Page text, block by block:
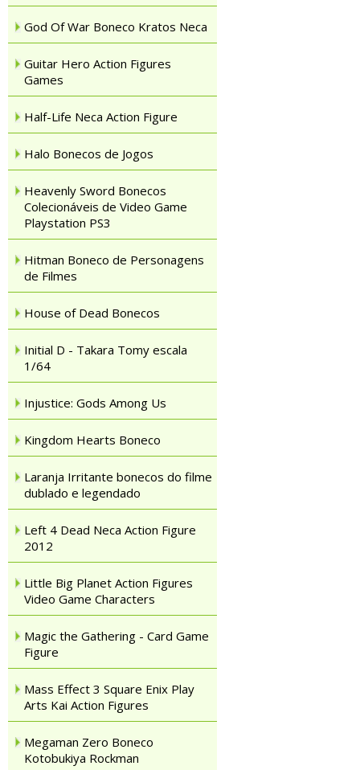
God Of War Boneco Kratos Neca
Guitar Hero Action Figures
Games
Half-Life Neca Action Figure
Halo Bonecos de Jogos
Heavenly Sword Bonecos
Colecionáveis de Video Game
Playstation PS3
Hitman Boneco de Personagens
de Filmes
House of Dead Bonecos
Initial D - Takara Tomy escala
1/64
Injustice: Gods Among Us
Kingdom Hearts Boneco
Laranja Irritante bonecos do filme
dublado e legendado
Left 4 Dead Neca Action Figure
2012
Little Big Planet Action Figures
Video Game Characters
Magic the Gathering - Card Game
Figure
Mass Effect 3 Square Enix Play
Arts Kai Action Figures
Megaman Zero Boneco
Kotobukiya Rockman